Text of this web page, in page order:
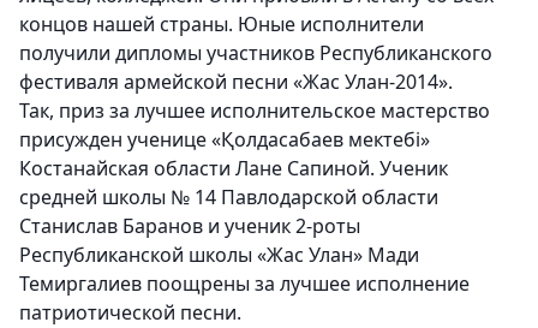
концов нашей страны. Юные исполнители
получили дипломы участников Республиканского
фестиваля армейской песни «Жас Улан-2014».
Так, приз за лучшее исполнительское мастерство
присужден ученице «Қолдасабаев мектебі»
Костанайская области Лане Сапиной. Ученик
средней школы № 14 Павлодарской области
Станислав Баранов и ученик 2-роты
Республиканской школы «Жас Улан» Мади
Темиргалиев поощрены за лучшее исполнение
патриотической песни.